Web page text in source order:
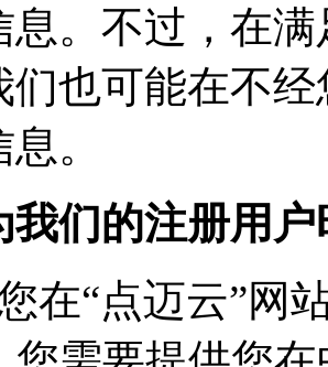
息。不过，在
们也可能在不
。
我们的注册用
在“点迈云”网